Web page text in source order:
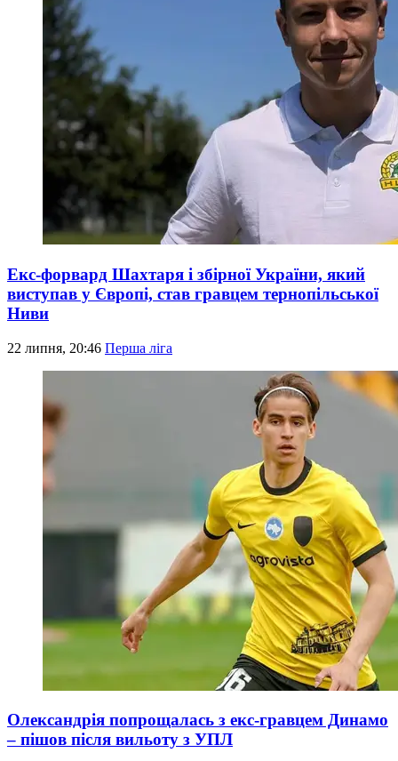
Екс-форвард Шахтаря і збірної України, який
виступав у Європі, став гравцем тернопільської
Ниви
22 липня, 20:46 Перша ліга
Олександрія попрощалась з екс-гравцем Динамо
– пішов після вильоту з УПЛ